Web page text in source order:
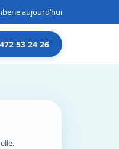
aujourd’hui
53 24 26